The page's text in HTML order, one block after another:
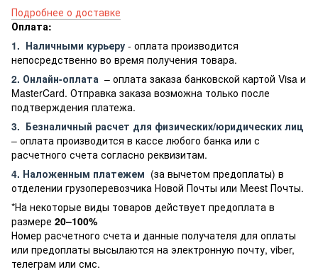
Подробнее о доставке
Оплата:
1. Наличными курьеру - оплата производится
непосредственно во время получения товара.
2. Онлайн-оплата – оплата заказа банковской картой Visa и
MasterCard. Отправка заказа возможна только после
подтверждения платежа.
3. Безналичный расчет для физических/юридических лиц
– оплата производится в кассе любого банка или с
расчетного счета согласно реквизитам.
4. Наложенным платежем (за вычетом предоплаты) в
отделении грузоперевозчика Новой Почты или Meest Почты.
*На некоторые виды товаров действует предоплата в
размере 20–100%
Номер расчетного счета и данные получателя для оплаты
или предоплаты высылаются на электронную почту, viber,
телеграм или смс.